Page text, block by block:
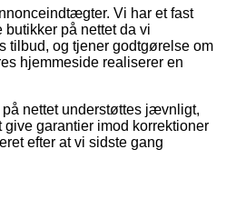
Vi har et fast
på nettet da vi
tilbud, og tjener godtgørelse om
hjemmeside realiserer en
nettet understøttes jævnligt,
give garantier imod korrektioner
efter at vi sidste gang